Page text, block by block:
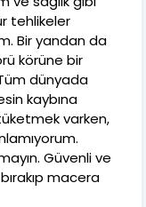
tehlikeler
Bir yandan da
körüne bir
dünyada
kaybına
varken,
Güvenli ve
macera